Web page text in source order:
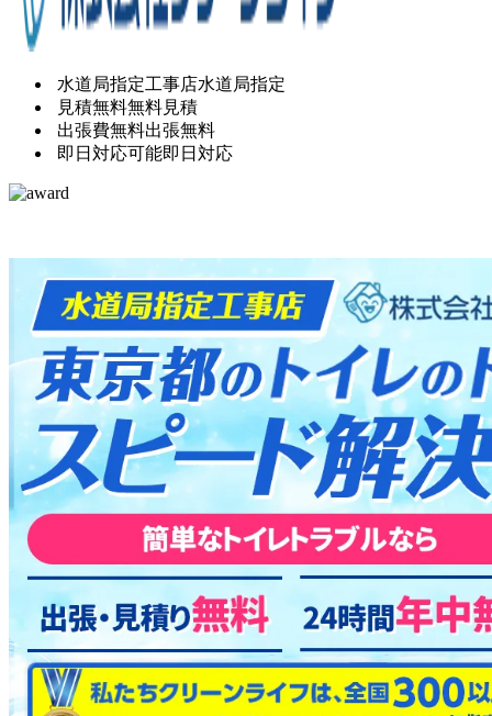
水道局指定工事店水道局指定
見積無料無料見積
出張費無料出張無料
即日対応可能即日対応